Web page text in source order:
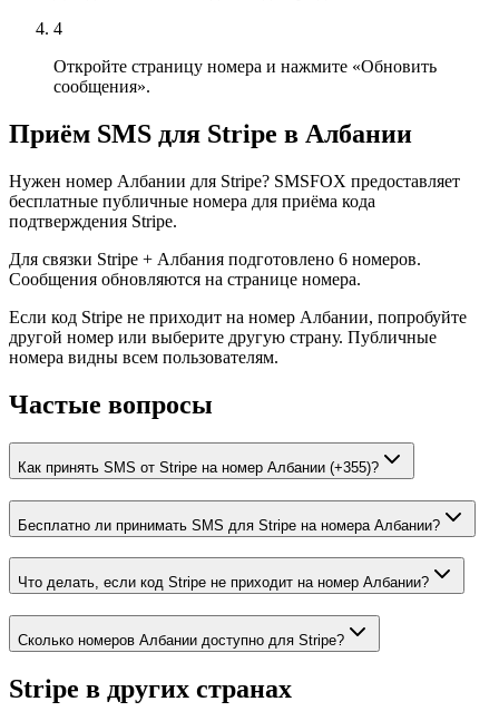
4
Откройте страницу номера и нажмите «Обновить
сообщения».
Приём SMS для Stripe в Албании
Нужен номер Албании для Stripe? SMSFOX предоставляет
бесплатные публичные номера для приёма кода
подтверждения Stripe.
Для связки Stripe + Албания подготовлено 6 номеров.
Сообщения обновляются на странице номера.
Если код Stripe не приходит на номер Албании, попробуйте
другой номер или выберите другую страну. Публичные
номера видны всем пользователям.
Частые вопросы
Как принять SMS от Stripe на номер Албании (+355)?
Бесплатно ли принимать SMS для Stripe на номера Албании?
Что делать, если код Stripe не приходит на номер Албании?
Сколько номеров Албании доступно для Stripe?
Stripe в других странах